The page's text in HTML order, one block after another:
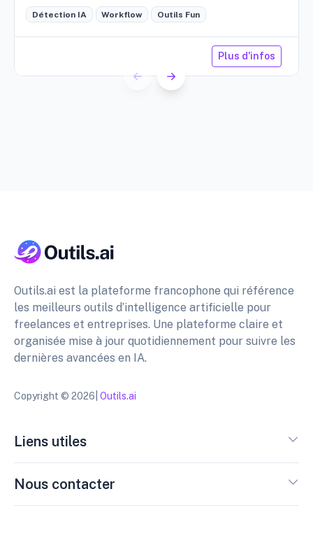
Détection IA Workflow Outils Fun
Plus d'infos
Outils.ai est la plateforme francophone qui référence
les meilleurs outils d’intelligence artificielle pour
freelances et entreprises. Une plateforme claire et
organisée mise à jour quotidiennement pour suivre les
dernières avancées en IA.
Copyright © 2026| Outils.ai
Liens utiles
Nous contacter